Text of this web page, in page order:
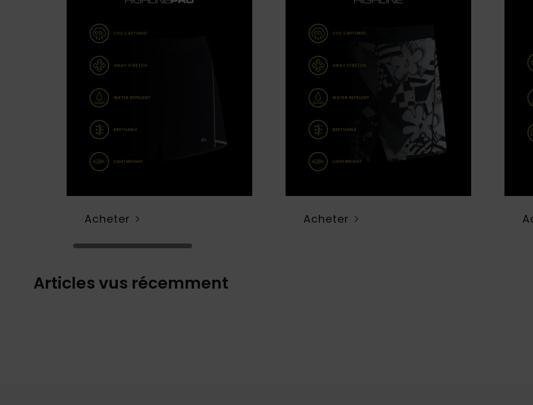
Acheter Acheter
Articles vus récemment